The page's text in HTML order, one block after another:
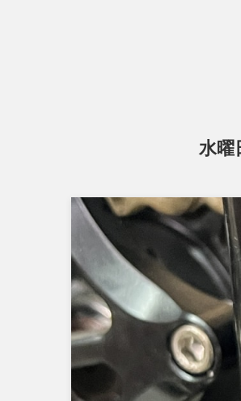
水曜